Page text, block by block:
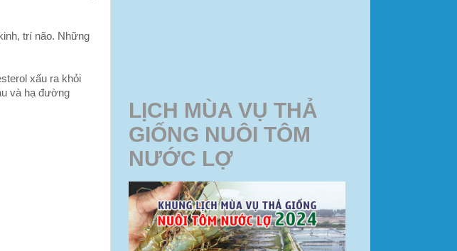
trí não. Những
xấu ra khỏi
và hạ đường
LỊCH MÙA VỤ THẢ
GIỐNG NUÔI TÔM
NƯỚC LỢ